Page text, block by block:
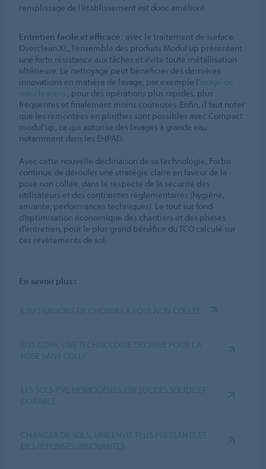
remplissage de l’établissement est donc amélioré.
Entretien facile et efficace : avec le traitement de surface
Overclean XL, l’ensemble des produits Modul’up présentent
une forte résistance aux tâches et évite toute métallisation
ultérieure. Le nettoyage peut bénéficier des dernières
innovations en matière de lavage, par exemple l’
, pour des opérations plus rapides, plus
fréquentes et finalement moins coûteuses. Enfin, il faut noter
que les remontées en plinthes sont possibles avec Compact
modul’up, ce qui autorise des lavages à grande eau
notamment dans les EHPAD.
Avec cette nouvelle déclinaison de sa technologie, Forbo
continue de dérouler une stratégie claire en faveur de la
pose non collée, dans le respecte de la sécurité des
utilisateurs et des contraintes réglementaires (hygiène,
amiante, performances techniques). Le tout sur fond
d’optimisation économique des chantiers et des phases
d’entretien, pour le plus grand bénéfice du TCO calculé sur
ces revêtements de sol.
En savoir plus :